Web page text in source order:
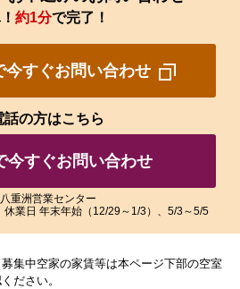
拡
い
け
約1分で完了！
今すぐお問い合わせ
話の方はこちら
今すぐお問い合わせ
重洲営業センター
業日 年末年始（12/29～1/3）、5/3～5/5
集中空家の家賃等は本ページ下部の空室
ださい。